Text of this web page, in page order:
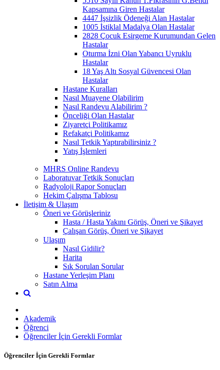
Kapsamına Giren Hastalar
4447 İşsizlik Ödeneği Alan Hastalar
1005 İstiklal Madalya Olan Hastalar
2828 Çocuk Esirgeme Kurumundan Gelen
Hastalar
Oturma İzni Olan Yabancı Uyruklu
Hastalar
18 Yaş Altı Sosyal Güvencesi Olan
Hastalar
Hastane Kuralları
Nasıl Muayene Olabilirim
Nasıl Randevu Alabilirim ?
Önceliği Olan Hastalar
Ziyaretçi Politikamız
Refakatçi Politikamız
Nasıl Tetkik Yaptırabilirsiniz ?
Yatış İşlemleri
MHRS Online Randevu
Laboratuvar Tetkik Sonuçları
Radyoloji Rapor Sonuçları
Hekim Çalışma Tablosu
İletişim & Ulaşım
Öneri ve Görüşleriniz
Hasta / Hasta Yakını Görüş, Öneri ve Şikayet
Çalışan Görüş, Öneri ve Şikayet
Ulaşım
Nasıl Gidilir?
Harita
Sık Sorulan Sorular
Hastane Yerleşim Planı
Satın Alma
Akademik
Öğrenci
Öğrenciler İçin Gerekli Formlar
Öğrenciler İçin Gerekli Formlar